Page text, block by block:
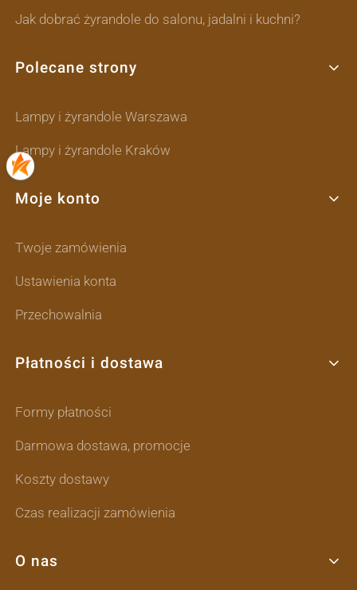
Jak dobrać żyrandole do salonu, jadalni i kuchni?
Polecane strony
Lampy i żyrandole Warszawa
Lampy i żyrandole Kraków
Moje konto
Twoje zamówienia
Ustawienia konta
Przechowalnia
Płatności i dostawa
Formy płatności
Darmowa dostawa, promocje
Koszty dostawy
Czas realizacji zamówienia
O nas